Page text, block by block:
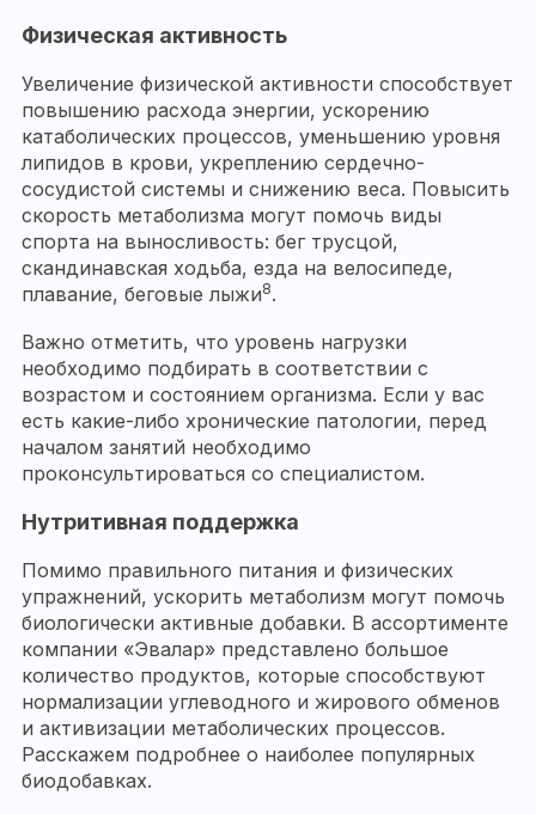
Физическая активность
Увеличение физической активности способствует
повышению расхода энергии, ускорению
катаболических процессов, уменьшению уровня
липидов в крови, укреплению сердечно-
сосудистой системы и снижению веса. Повысить
скорость метаболизма могут помочь виды
спорта на выносливость: бег трусцой,
скандинавская ходьба, езда на велосипеде,
плавание, беговые лыжи8.
Важно отметить, что уровень нагрузки
необходимо подбирать в соответствии с
возрастом и состоянием организма. Если у вас
есть какие-либо хронические патологии, перед
началом занятий необходимо
проконсультироваться со специалистом.
Нутритивная поддержка
Помимо правильного питания и физических
упражнений, ускорить метаболизм могут помочь
биологически активные добавки. В ассортименте
компании «Эвалар» представлено большое
количество продуктов, которые способствуют
нормализации углеводного и жирового обменов
и активизации метаболических процессов.
Расскажем подробнее о наиболее популярных
биодобавках.